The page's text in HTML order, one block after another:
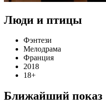
Люди и птицы
Фэнтези
Мелодрама
Франция
2018
18+
Ближайший показ